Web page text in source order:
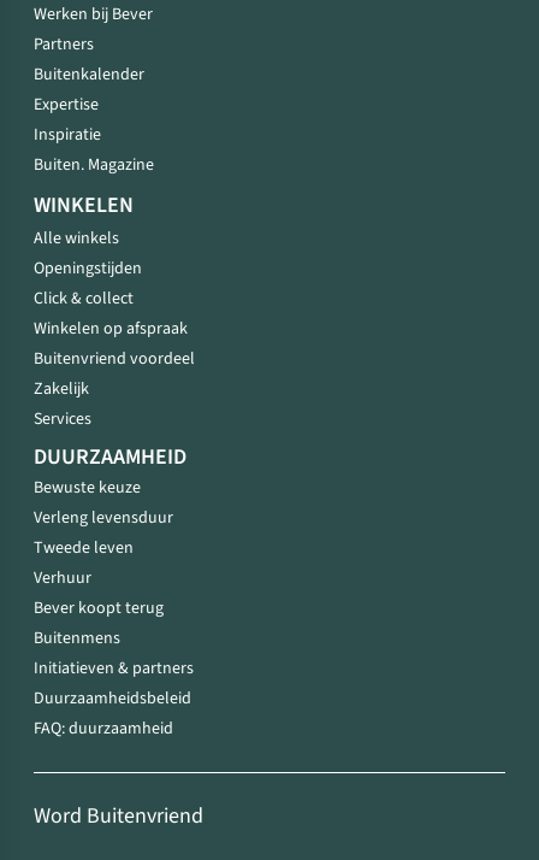
Werken bij Bever
Partners
Buitenkalender
Expertise
Inspiratie
Buiten. Magazine
WINKELEN
Alle winkels
Openingstijden
Click & collect
Winkelen op afspraak
Buitenvriend voordeel
Zakelijk
Services
DUURZAAMHEID
Bewuste keuze
Verleng levensduur
Tweede leven
Verhuur
Bever koopt terug
Buitenmens
Initiatieven & partners
Duurzaamheidsbeleid
FAQ: duurzaamheid
Word Buitenvriend